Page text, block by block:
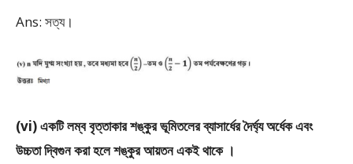
Ans: সত্য।
(vi) একটি লম্ব বৃত্তাকার শঙ্কুর ভূমিতলের ব্যাসার্ধের দৈর্ঘ্য অর্ধেক এবং
উচ্চতা দ্বিগুন করা হলে শঙ্কুর আয়তন একই থাকে ।